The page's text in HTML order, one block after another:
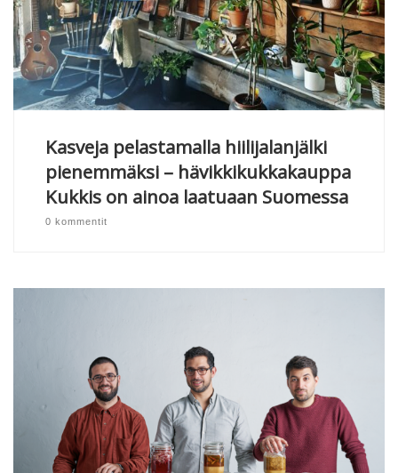
Kasveja pelastamalla hiilijalanjälki
pienemmäksi – hävikkikukkakauppa
Kukkis on ainoa laatuaan Suomessa
0 kommentit